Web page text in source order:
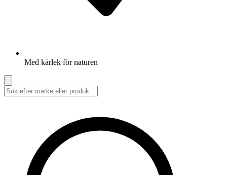
Med kärlek för naturen